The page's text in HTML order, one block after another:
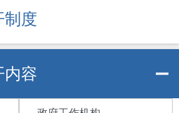
制度
内容